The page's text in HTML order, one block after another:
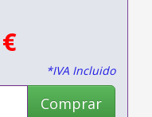
*IVA Incluido
Comprar